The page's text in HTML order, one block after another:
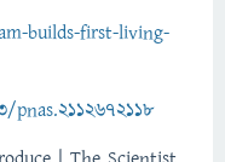
builds-first-living-